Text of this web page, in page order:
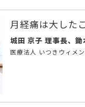
月経痛は大した
城田 京子 理事長、
医療法人 いつきウィメ